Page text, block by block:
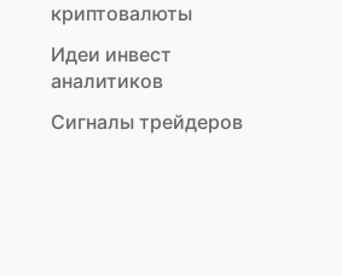
криптовалюты
Идеи инвест
аналитиков
Сигналы трейдеров